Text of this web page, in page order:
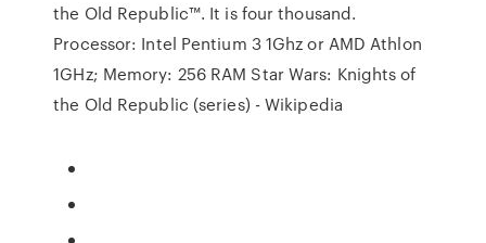
the Old Republic™. It is four thousand.
Processor: Intel Pentium 3 1Ghz or AMD Athlon
1GHz; Memory: 256 RAM Star Wars: Knights of
the Old Republic (series) - Wikipedia